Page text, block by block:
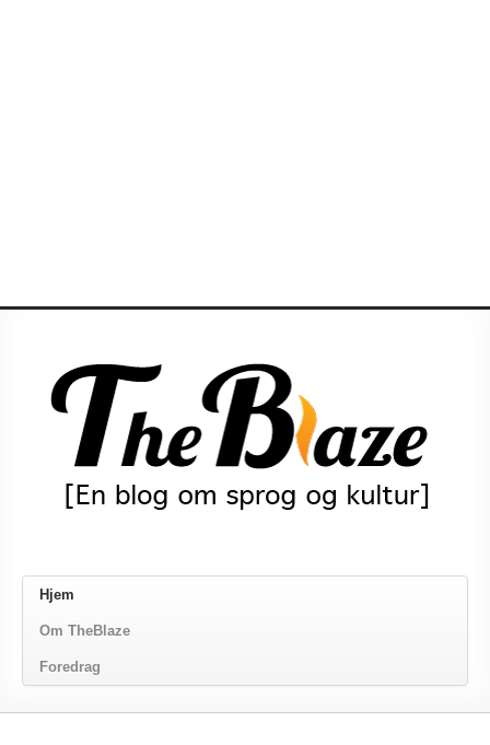
Hjem
Om TheBlaze
Foredrag